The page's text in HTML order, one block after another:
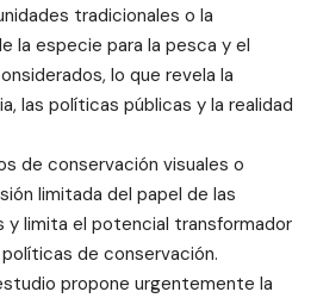
tradicionales o la
la especie para la pesca y el
lo que revela la
las políticas públicas y la realidad
de conservación visuales o
limitada del papel de las
limita el potencial transformador
de conservación.
propone urgentemente la